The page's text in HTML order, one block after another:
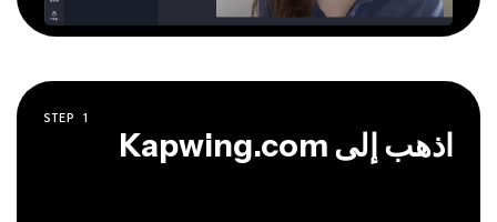
STEP 1
اذهب إلى Kapwing.com